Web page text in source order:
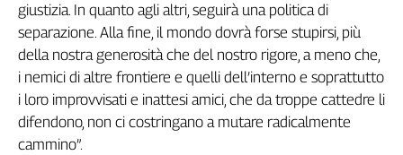
Easy
Inserti
Idea
Diffusa
InFlai
giustizia. In quanto agli altri, seguirà una politica di
separazione. Alla fine, il mondo dovrà forse stupirsi, più
della nostra generosità che del nostro rigore, a meno che,
i nemici di altre frontiere e quelli dell’interno e soprattutto
i loro improvvisati e inattesi amici, che da troppe cattedre li
difendono, non ci costringano a mutare radicalmente
cammino”.